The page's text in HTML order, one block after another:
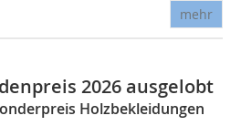
mehr
2026 ausgelobt
Holzbekleidungen